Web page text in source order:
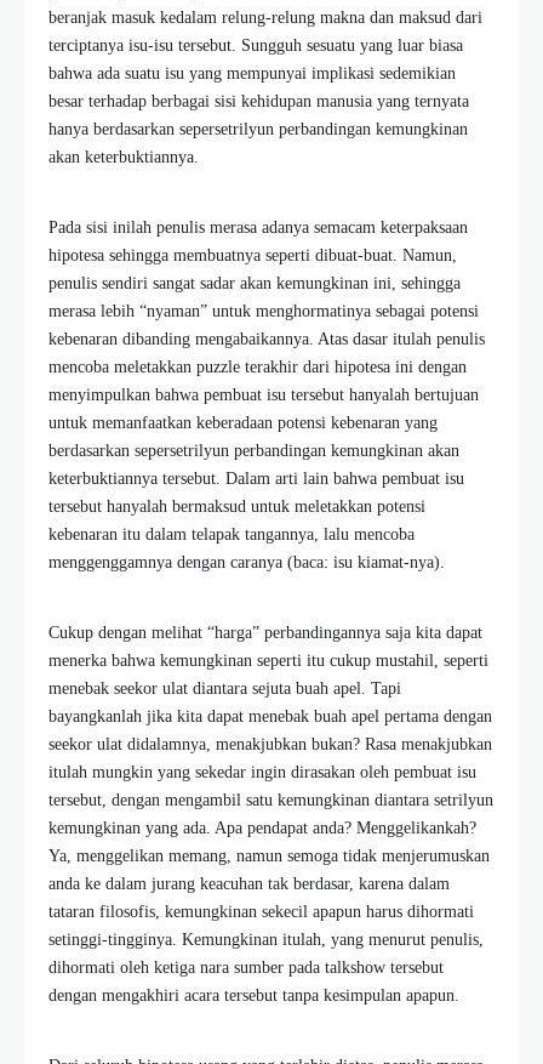
beranjak masuk kedalam relung-relung makna dan maksud dari
terciptanya isu-isu tersebut. Sungguh sesuatu yang luar biasa
bahwa ada suatu isu yang mempunyai implikasi sedemikian
besar terhadap berbagai sisi kehidupan manusia yang ternyata
hanya berdasarkan sepersetrilyun perbandingan kemungkinan
akan keterbuktiannya.
Pada sisi inilah penulis merasa adanya semacam keterpaksaan
hipotesa sehingga membuatnya seperti dibuat-buat. Namun,
penulis sendiri sangat sadar akan kemungkinan ini, sehingga
merasa lebih “nyaman” untuk menghormatinya sebagai potensi
kebenaran dibanding mengabaikannya. Atas dasar itulah penulis
mencoba meletakkan puzzle terakhir dari hipotesa ini dengan
menyimpulkan bahwa pembuat isu tersebut hanyalah bertujuan
untuk memanfaatkan keberadaan potensi kebenaran yang
berdasarkan sepersetrilyun perbandingan kemungkinan akan
keterbuktiannya tersebut. Dalam arti lain bahwa pembuat isu
tersebut hanyalah bermaksud untuk meletakkan potensi
kebenaran itu dalam telapak tangannya, lalu mencoba
menggenggamnya dengan caranya (baca: isu kiamat-nya).
Cukup dengan melihat “harga” perbandingannya saja kita dapat
menerka bahwa kemungkinan seperti itu cukup mustahil, seperti
menebak seekor ulat diantara sejuta buah apel. Tapi
bayangkanlah jika kita dapat menebak buah apel pertama dengan
seekor ulat didalamnya, menakjubkan bukan? Rasa menakjubkan
itulah mungkin yang sekedar ingin dirasakan oleh pembuat isu
tersebut, dengan mengambil satu kemungkinan diantara setrilyun
kemungkinan yang ada. Apa pendapat anda? Menggelikankah?
Ya, menggelikan memang, namun semoga tidak menjerumuskan
anda ke dalam jurang keacuhan tak berdasar, karena dalam
tataran filosofis, kemungkinan sekecil apapun harus dihormati
setinggi-tingginya. Kemungkinan itulah, yang menurut penulis,
dihormati oleh ketiga nara sumber pada talkshow tersebut
dengan mengakhiri acara tersebut tanpa kesimpulan apapun.